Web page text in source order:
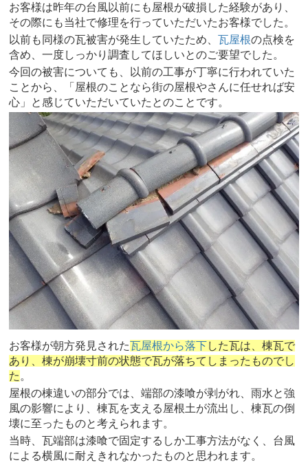
お客様は昨年の台風以前にも屋根が破損した経験があり、
その際にも当社で修理を行っていただいたお客様でした。
以前も同様の瓦被害が発生していたため、瓦屋根の点検を
含め、一度しっかり調査してほしいとのご要望でした。
今回の被害についても、以前の工事が丁寧に行われていた
ことから、「屋根のことなら街の屋根やさんに任せれば安
心」と感じていただいていたとのことです。
お客様が朝方発見された瓦屋根から落下した瓦は、棟瓦で
あり、棟が崩壊寸前の状態で瓦が落ちてしまったものでし
た 。
屋根の棟違いの部分では、端部の漆喰が剥がれ、雨水と強
風の影響により、棟瓦を支える屋根土が流出し、棟瓦の倒
壊に至ったものと考えられます。
当時、瓦端部は漆喰で固定するしか工事方法がなく、台風
による横風に耐えきれなかったものと思われます。